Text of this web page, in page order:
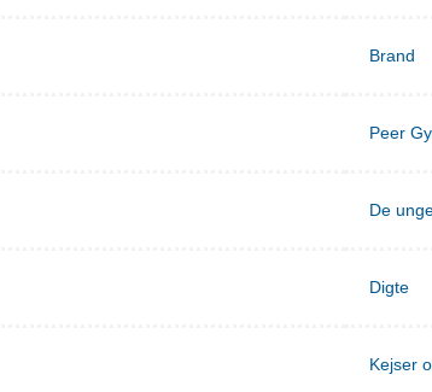
Brand
Peer
De
Digte
Kejser